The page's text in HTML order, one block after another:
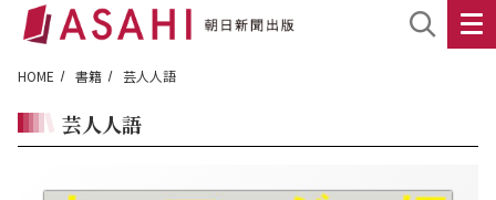
HOME 書籍 芸人人語
芸人人語